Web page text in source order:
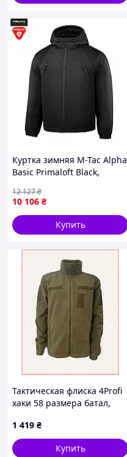
Куртка зимняя M-Tac Alpha
Basic Primaloft Black,
до -20°C
10 106 ₴
12 127₴
Купить
Тактическая флиска 4Profi
хаки 58 размера батал,
1 419 ₴
Купить